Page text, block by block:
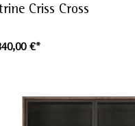
Criss Cross
€*